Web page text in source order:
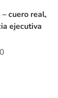
cuero real,
ejecutiva